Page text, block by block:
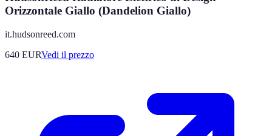
Orizzontale Giallo (Dandelion Giallo)
it.hudsonreed.com
640 EURVedi il prezzo